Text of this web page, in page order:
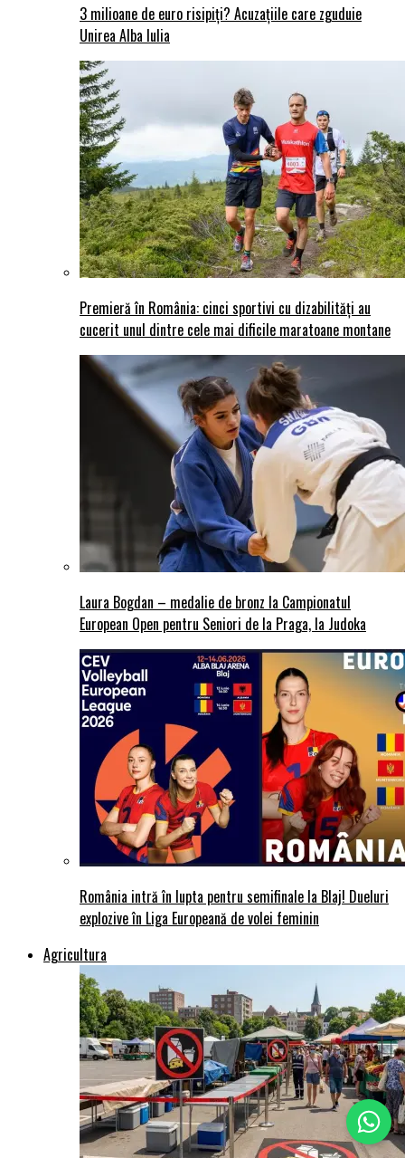
3 milioane de euro risipiți? Acuzațiile care zguduie
Unirea Alba Iulia
Premieră în România: cinci sportivi cu dizabilități au
cucerit unul dintre cele mai dificile maratoane montane
Laura Bogdan – medalie de bronz la Campionatul
European Open pentru Seniori de la Praga, la Judoka
România intră în lupta pentru semifinale la Blaj! Dueluri
explozive în Liga Europeană de volei feminin
Agricultura